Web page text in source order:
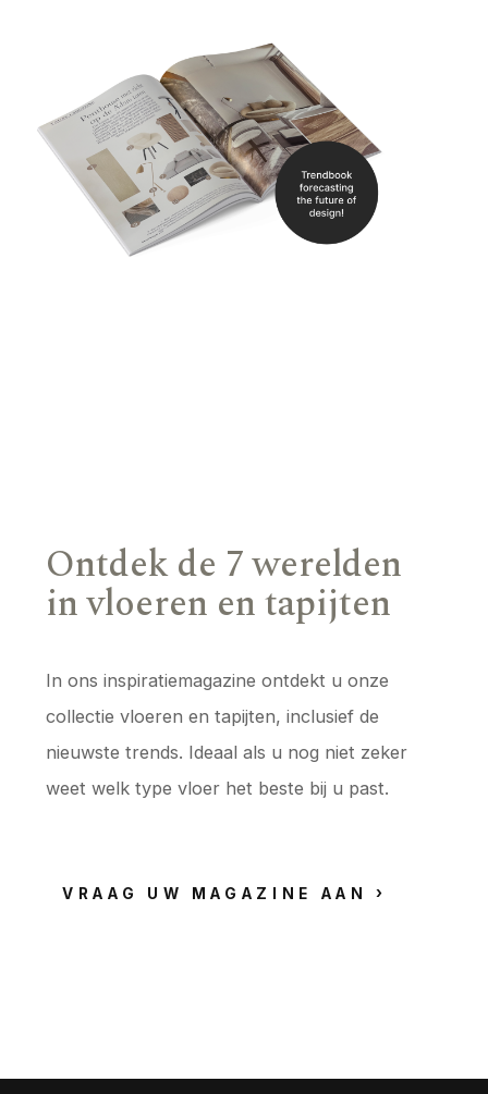
Ontdek de 7 werelden
in vloeren en tapijten
In ons inspiratiemagazine ontdekt u onze
collectie vloeren en tapijten, inclusief de
nieuwste trends. Ideaal als u nog niet zeker
weet welk type vloer het beste bij u past.
VRAAG UW MAGAZINE AAN